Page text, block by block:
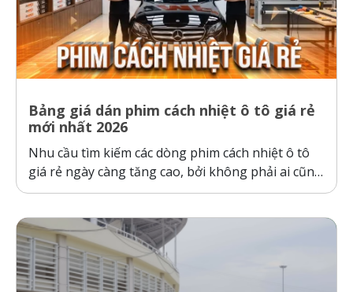
Bảng giá dán phim cách nhiệt ô tô giá rẻ
mới nhất 2026
Nhu cầu tìm kiếm các dòng phim cách nhiệt ô tô
giá rẻ ngày càng tăng cao, bởi không phải ai cũng
sẵn sàng bỏ ra hàng chục triệu đồng cho một gói
hãng” và “hàng giả, hàng nhái”...